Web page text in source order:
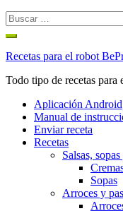
Buscar:
Ir
contenido
Recetas para el robot
Todo tipo de recetas para
Aplicación Android
Manual de
Enviar receta
Recetas
Salsas,
Sopas
Arroces y